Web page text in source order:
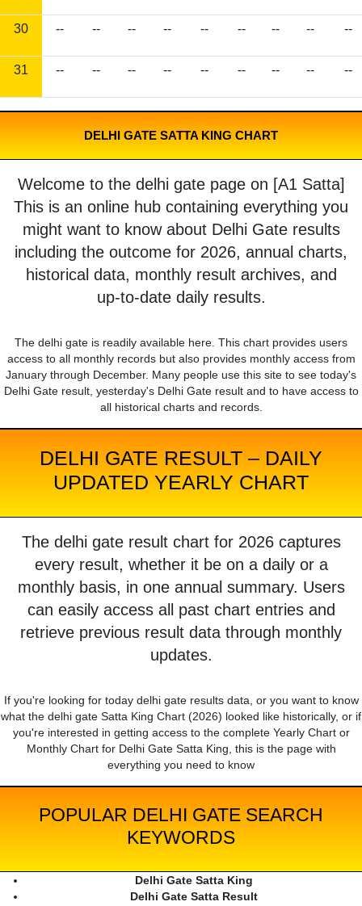
30 -- -- -- -- -- -- -- -- --
31 -- -- -- -- -- -- -- -- --
DELHI GATE SATTA KING CHART
Welcome to the delhi gate page on [A1 Satta]
This is an online hub containing everything you
might want to know about Delhi Gate results
including the outcome for 2026, annual charts,
historical data, monthly result archives, and
up-to-date daily results.
The delhi gate is readily available here. This chart provides users
access to all monthly records but also provides monthly access from
January through December. Many people use this site to see today's
Delhi Gate result, yesterday's Delhi Gate result and to have access to
all historical charts and records.
DELHI GATE RESULT – DAILY
UPDATED YEARLY CHART
The delhi gate result chart for 2026 captures
every result, whether it be on a daily or a
monthly basis, in one annual summary. Users
can easily access all past chart entries and
retrieve previous result data through monthly
updates.
If you're looking for today delhi gate results data, or you want to know
what the delhi gate Satta King Chart (2026) looked like historically, or if
you're interested in getting access to the complete Yearly Chart or
Monthly Chart for Delhi Gate Satta King, this is the page with
everything you need to know
POPULAR DELHI GATE SEARCH
KEYWORDS
Delhi Gate Satta King
Delhi Gate Satta Result